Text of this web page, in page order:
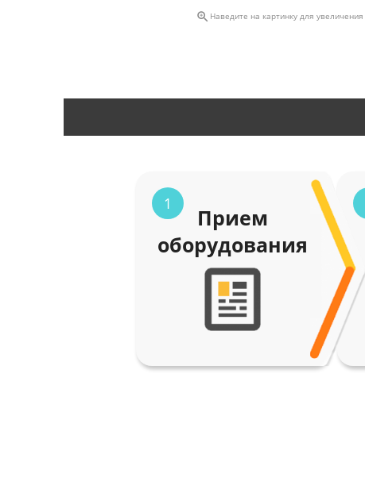
 Наведите на картинку для увеличения
1
Прием
оборудования